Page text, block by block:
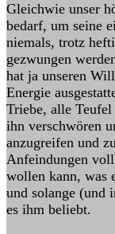
Gleichwie unser
bedarf, um seine
niemals, trotz
gezwungen
hat ja unseren
Energie
Triebe, alle
ihn verschwören
anzugreifen und
Anfeindungen
wollen kann, was
und solange (und
es ihm beliebt.